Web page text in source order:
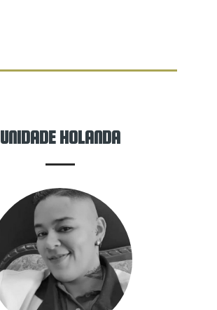
UNIDADE HOLANDA